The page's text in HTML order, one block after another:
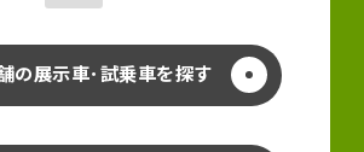
の展示車･試乗車を探す